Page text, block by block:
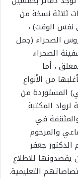
ثلاثة نسخة من
نفس الوقت) ،
الصحراء (جمل
الصحراء
، أما
من الأنواع
المستوردة من
لرواد المكتبة
في
والمرحوم
الدكتور جعفر
يقصدونها للاطلاع
التعليمية.